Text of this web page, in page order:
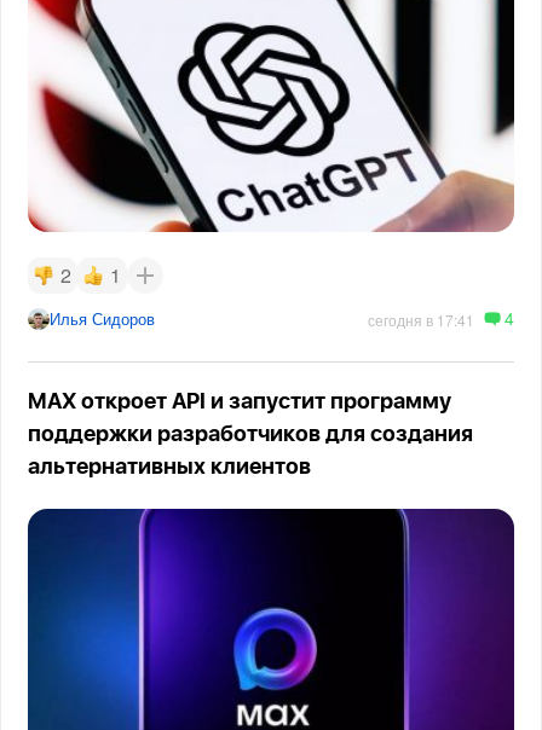
2 1
Илья Сидоров сегодня в 17:41 4
MAX откроет API и запустит программу
поддержки разработчиков для создания
альтернативных клиентов